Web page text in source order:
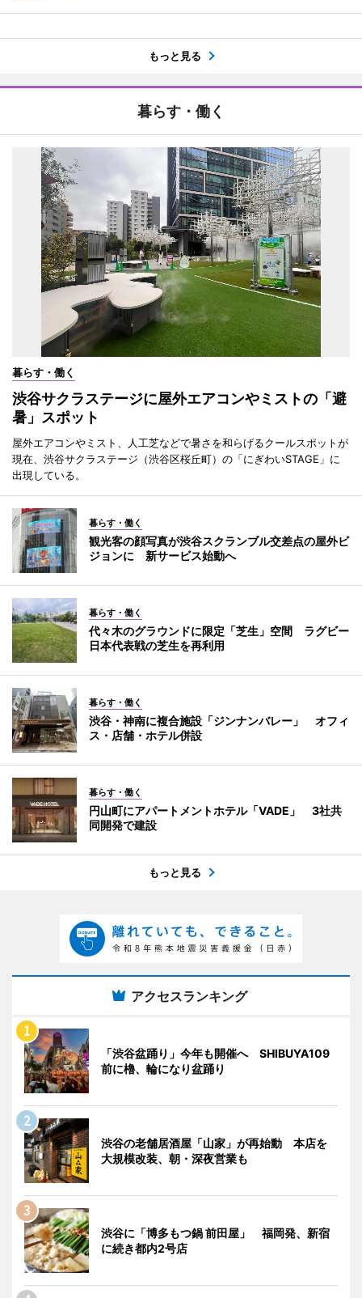
もっと見る
暮らす・働く
暮らす・働く
渋谷サクラステージに屋外エアコンやミストの「避
暑」スポット
屋外エアコンやミスト、人工芝などで暑さを和らげるクールスポットが
現在、渋谷サクラステージ（渋谷区桜丘町）の「にぎわいSTAGE」に
出現している。
暮らす・働く
観光客の顔写真が渋谷スクランブル交差点の屋外ビ
ジョンに 新サービス始動へ
暮らす・働く
代々木のグラウンドに限定「芝生」空間 ラグビー
日本代表戦の芝生を再利用
暮らす・働く
渋谷・神南に複合施設「ジンナンバレー」 オフィ
ス・店舗・ホテル併設
暮らす・働く
円山町にアパートメントホテル「VADE」 3社共
同開発で建設
もっと見る
アクセスランキング
「渋谷盆踊り」今年も開催へ SHIBUYA109
前に櫓、輪になり盆踊り
渋谷の老舗居酒屋「山家」が再始動 本店を
大規模改装、朝・深夜営業も
渋谷に「博多もつ鍋 前田屋」 福岡発、新宿
に続き都内2号店